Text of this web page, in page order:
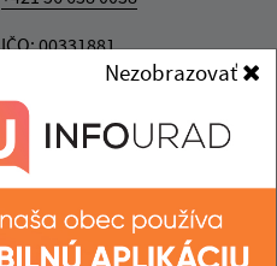
Nezobrazovať
IČO: 00331881